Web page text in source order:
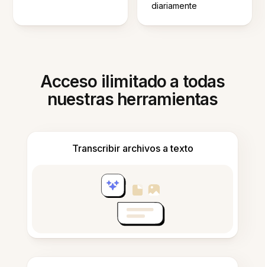
diariamente
Acceso ilimitado a todas
nuestras herramientas
Transcribir archivos a texto